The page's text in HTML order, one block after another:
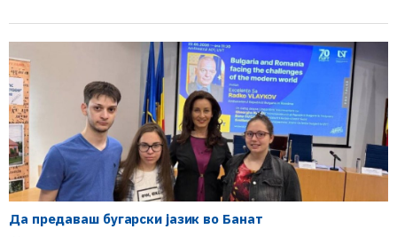
Да предаваш бугарски јазик во Банат